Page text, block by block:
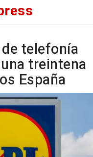
telefonía
treintena
España